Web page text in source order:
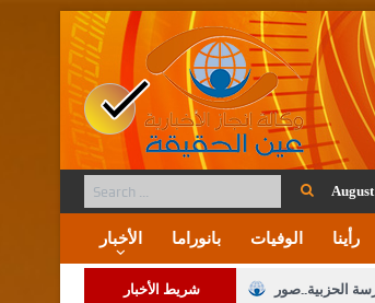
الأخبار بانوراما الوفيات رأينا
شريط الأخبار الحزبية..صور